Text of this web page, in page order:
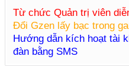
Từ chức Quản trị viên
Đổi Gzen lấy bạc trong
Hướng dẫn kích hoạt tài
đàn bằng SMS